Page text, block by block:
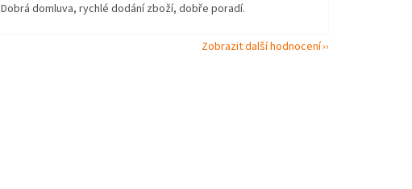
Dobrá domluva, rychlé dodání zboží, dobře poradí.
Zobrazit další hodnocení